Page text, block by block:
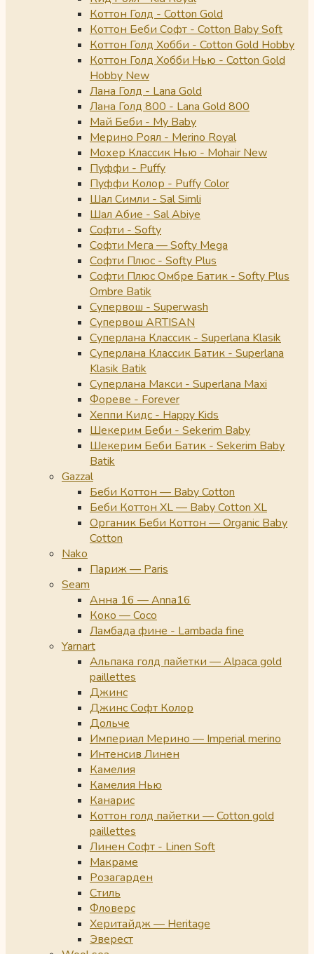
Коттон Голд - Cotton Gold
Коттон Беби Софт - Cotton Baby Soft
Коттон Голд Хобби - Cotton Gold Hobby
Коттон Голд Хобби Нью - Cotton Gold
Hobby New
Лана Голд - Lana Gold
Лана Голд 800 - Lana Gold 800
Май Беби - My Baby
Мерино Роял - Merino Royal
Мохер Классик Нью - Mohair New
Пуффи - Puffy
Пуффи Колор - Puffy Color
Шал Симли - Sal Simli
Шал Абие - Sal Abiye
Софти - Softy
Софти Мега — Softy Mega
Софти Плюс - Softy Plus
Софти Плюс Омбре Батик - Softy Plus
Ombre Batik
Супервош - Superwash
Супервош ARTISAN
Суперлана Классик - Superlana Klasik
Суперлана Классик Батик - Superlana
Klasik Batik
Суперлана Макси - Superlana Maxi
Фореве - Forever
Хеппи Кидс - Happy Kids
Шекерим Беби - Sekerim Baby
Шекерим Беби Батик - Sekerim Baby
Batik
Gazzal
Беби Коттон — Baby Cotton
Беби Коттон XL — Baby Cotton XL
Органик Беби Коттон — Organic Baby
Cotton
Nako
Париж — Paris
Seam
Анна 16 — Anna16
Коко — Coco
Ламбада фине - Lambada fine
Yarnart
Альпака голд пайетки — Alpaca gold
paillettes
Джинс
Джинс Софт Колор
Дольче
Империал Мерино — Imperial merino
Интенсив Линен
Камелия
Камелия Нью
Канарис
Коттон голд пайетки — Cotton gold
paillettes
Линен Софт - Linen Soft
Макраме
Розагарден
Стиль
Фловерс
Херитайдж — Heritage
Эверест